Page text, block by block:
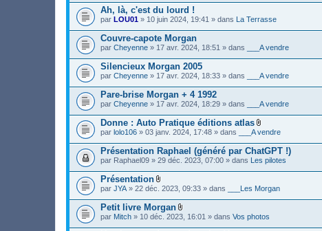
Ah, là, c'est du lourd !
par LOU01 » 10 juin 2024, 19:41 » dans La Terrasse
Couvre-capote Morgan
par Cheyenne » 17 avr. 2024, 18:51 » dans ___A vendre
Silencieux Morgan 2005
par Cheyenne » 17 avr. 2024, 18:33 » dans ___A vendre
Pare-brise Morgan + 4 1992
par Cheyenne » 17 avr. 2024, 18:29 » dans ___A vendre
Donne : Auto Pratique éditions atlas
F
c
h
i
e
(
o
i
par lolo106 » 03 janv. 2024, 17:48 » dans ___A vendre
Présentation Raphael (généré par ChatGPT !)
par Raphael09 » 29 déc. 2023, 07:00 » dans Les pilotes
Présentation
F
c
h
i
e
par JYA » 22 déc. 2023, 09:33 » dans ___Les Morgan
Petit livre Morgan
i
par Mitch » 10 déc. 2023, 16:01 » dans Vos photos